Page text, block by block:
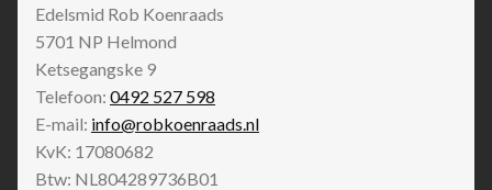
Edelsmid Rob Koenraads
5701 NP Helmond
Ketsegangske 9
Telefoon: 0492 527 598
E-mail: info@robkoenraads.nl
KvK: 17080682
Btw: NL804289736B01